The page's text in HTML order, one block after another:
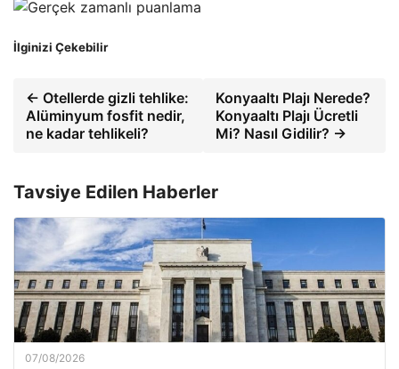
İlginizi Çekebilir
← Otellerde gizli tehlike:
Alüminyum fosfit nedir,
ne kadar tehlikeli?
Konyaaltı Plajı Nerede?
Konyaaltı Plajı Ücretli
Mi? Nasıl Gidilir? →
Tavsiye Edilen Haberler
07/08/2026